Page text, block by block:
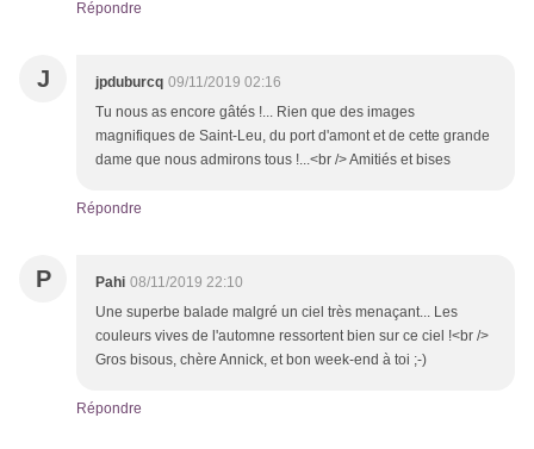
Répondre
J jpduburcq 09/11/2019 02:16
Tu nous as encore gâtés !... Rien que des images
magnifiques de Saint-Leu, du port d'amont et de cette grande
dame que nous admirons tous !...<br /> Amitiés et bises
Répondre
P Pahi 08/11/2019 22:10
Une superbe balade malgré un ciel très menaçant... Les
couleurs vives de l'automne ressortent bien sur ce ciel !<br />
Gros bisous, chère Annick, et bon week-end à toi ;-)
Répondre